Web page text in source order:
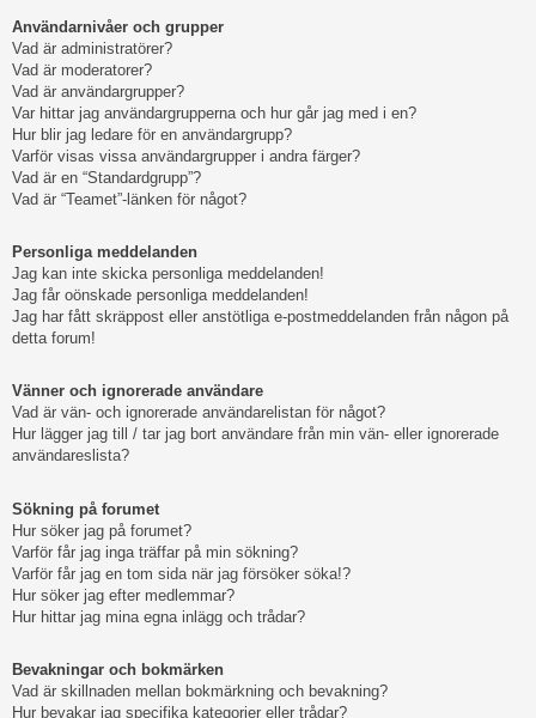
Användarnivåer och grupper
Vad är administratörer?
Vad är moderatorer?
Vad är användargrupper?
Var hittar jag användargrupperna och hur går jag med i en?
Hur blir jag ledare för en användargrupp?
Varför visas vissa användargrupper i andra färger?
Vad är en “Standardgrupp”?
Vad är “Teamet”-länken för något?
Personliga meddelanden
Jag kan inte skicka personliga meddelanden!
Jag får oönskade personliga meddelanden!
Jag har fått skräppost eller anstötliga e-postmeddelanden från någon på
detta forum!
Vänner och ignorerade användare
Vad är vän- och ignorerade användarelistan för något?
Hur lägger jag till / tar jag bort användare från min vän- eller ignorerade
användareslista?
Sökning på forumet
Hur söker jag på forumet?
Varför får jag inga träffar på min sökning?
Varför får jag en tom sida när jag försöker söka!?
Hur söker jag efter medlemmar?
Hur hittar jag mina egna inlägg och trådar?
Bevakningar och bokmärken
Vad är skillnaden mellan bokmärkning och bevakning?
Hur bevakar jag specifika kategorier eller trådar?